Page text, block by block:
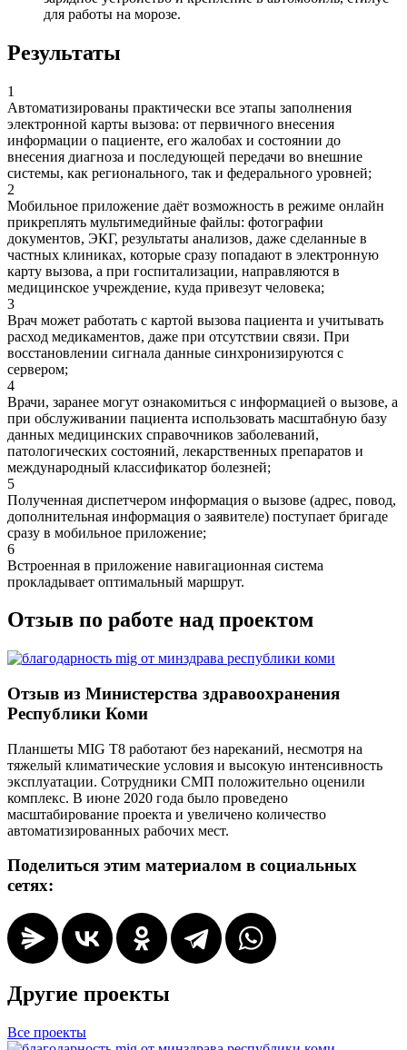
для работы на морозе.
Результаты
1
Автоматизированы практически все этапы заполнения
электронной карты вызова: от первичного внесения
информации о пациенте, его жалобах и состоянии до
внесения диагноза и последующей передачи во внешние
системы, как регионального, так и федерального уровней;
2
Мобильное приложение даёт возможность в режиме онлайн
прикреплять мультимедийные файлы: фотографии
документов, ЭКГ, результаты анализов, даже сделанные в
частных клиниках, которые сразу попадают в электронную
карту вызова, а при госпитализации, направляются в
медицинское учреждение, куда привезут человека;
3
Врач может работать с картой вызова пациента и учитывать
расход медикаментов, даже при отсутствии связи. При
восстановлении сигнала данные синхронизируются с
сервером;
4
Врачи, заранее могут ознакомиться с информацией о вызове, а
при обслуживании пациента использовать масштабную базу
данных медицинских справочников заболеваний,
патологических состояний, лекарственных препаратов и
международный классификатор болезней;
5
Полученная диспетчером информация о вызове (адрес, повод,
дополнительная информация о заявителе) поступает бригаде
сразу в мобильное приложение;
6
Встроенная в приложение навигационная система
прокладывает оптимальный маршрут.
Отзыв по работе над проектом
Отзыв из Министерства здравоохранения
Республики Коми
Планшеты MIG T8 работают без нареканий, несмотря на
тяжелый климатические условия и высокую интенсивность
эксплуатации. Сотрудники СМП положительно оценили
комплекс. В июне 2020 года было проведено
масштабирование проекта и увеличено количество
автоматизированных рабочих мест.
Поделиться этим материалом в социальных
сетях:
Другие проекты
Все проекты